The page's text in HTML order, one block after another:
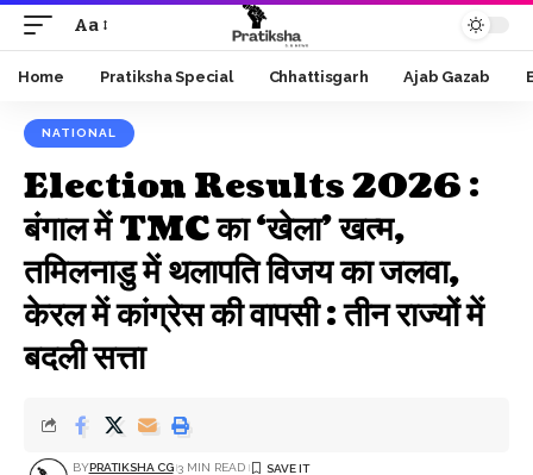
Font
Resizer
Aa
Home Pratiksha Special Chhattisgarh Ajab Gazab
NATIONAL
Election Results 2026 :
बंगाल में TMC का ‘खेला’ खत्म,
तमिलनाडु में थलापति विजय का जलवा,
केरल में कांग्रेस की वापसी : तीन राज्यों में
बदली सत्ता
BYPRATIKSHA CG 3 MIN READ